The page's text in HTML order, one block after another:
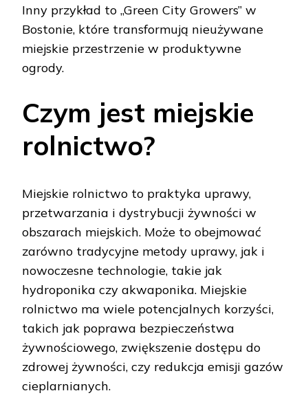
Inny przykład to „Green City Growers” w
Bostonie, które transformują nieużywane
miejskie przestrzenie w produktywne
ogrody.
Czym jest miejskie
rolnictwo?
Miejskie rolnictwo to praktyka uprawy,
przetwarzania i dystrybucji żywności w
obszarach miejskich. Może to obejmować
zarówno tradycyjne metody uprawy, jak i
nowoczesne technologie, takie jak
hydroponika czy akwaponika. Miejskie
rolnictwo ma wiele potencjalnych korzyści,
takich jak poprawa bezpieczeństwa
żywnościowego, zwiększenie dostępu do
zdrowej żywności, czy redukcja emisji gazów
cieplarnianych.